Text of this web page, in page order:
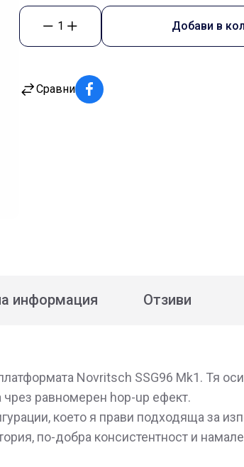
1 Добави в
Сравни
информация Отзиви
Novritsch SSG96 Mk1. Тя
чрез равномерен hop-up ефект.
което я прави подходяща за
по-добра консистентност и